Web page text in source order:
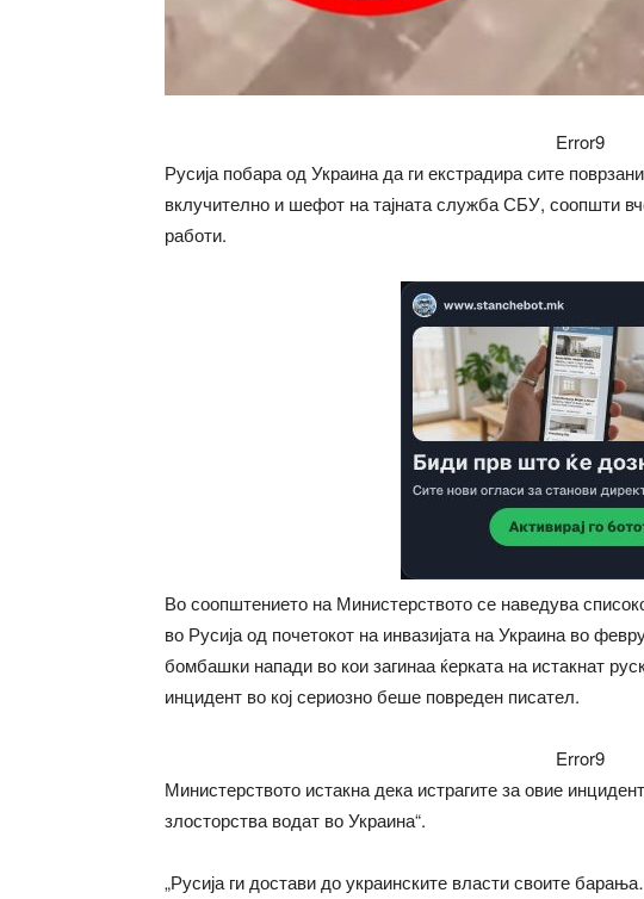
Error9
Русија побара од Украина да ги екстрадира сите
вклучително и шефот на тајната служба СБУ, соопшти
работи.
Во соопштението на Министерството се наведува
во Русија од почетокот на инвазијата на Украина во
бомбашки напади во кои загинаа ќерката на истакнат
инцидент во кој сериозно беше повреден писател.
Error9
Министерството истакна дека истрагите за овие
злосторства водат во Украина“.
„Русија ги достави до украинските власти своите